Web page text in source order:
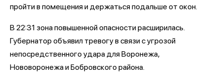
пройти в помещения и держаться подальше от окон.
В 22:31 зона повышенной опасности расширилась.
Губернатор объявил тревогу в связи с угрозой
непосредственного удара для Воронежа,
Нововоронежа и Бобровского района.